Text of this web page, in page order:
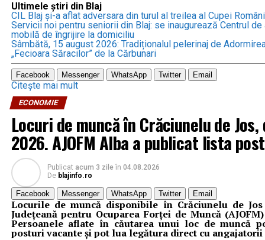
Ultimele știri din Blaj
CIL Blaj și-a aflat adversara din turul al treilea al Cupei
Servicii noi pentru seniorii din Blaj: se inaugurează Centrul
mobilă de îngrijire la domiciliu
Sâmbătă, 15 august 2026: Tradiționalul pelerinaj de
„Fecioara Săracilor” de la Cărbunari
Facebook Messenger WhatsApp Twitter Email
Citește mai mult
ECONOMIE
Locuri de muncă în Crăciunelu de
2026. AJOFM Alba a publicat lista
Publicat acum 3 zile în 04.08.2026
De blajinfo.ro
Facebook Messenger WhatsApp Twitter Email
Locurile de muncă disponibile în Crăciunelu de
Județeană pentru Ocuparea Forței de Muncă
Persoanele aflate în căutarea unui loc de muncă
posturi vacante și pot lua legătura direct cu